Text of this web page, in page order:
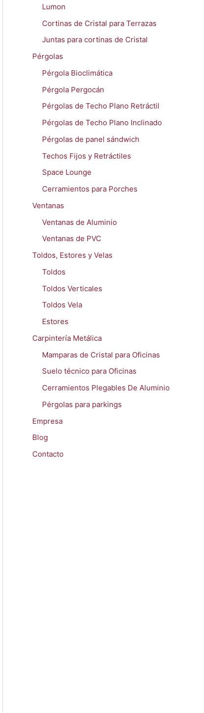
Lumon
Cortinas de Cristal para Terrazas
Juntas para cortinas de Cristal
Pérgolas
Pérgola Bioclimática
Pérgola Pergocán
Pérgolas de Techo Plano Retráctil
Pérgolas de Techo Plano Inclinado
Pérgolas de panel sándwich
Techos Fijos y Retráctiles
Space Lounge
Cerramientos para Porches
Ventanas
Ventanas de Aluminio
Ventanas de PVC
Toldos, Estores y Velas
Toldos
Toldos Verticales
Toldos Vela
Estores
Carpintería Metálica
Mamparas de Cristal para Oficinas
Suelo técnico para Oficinas
Cerramientos Plegables De Aluminio
Pérgolas para parkings
Empresa
Blog
Contacto